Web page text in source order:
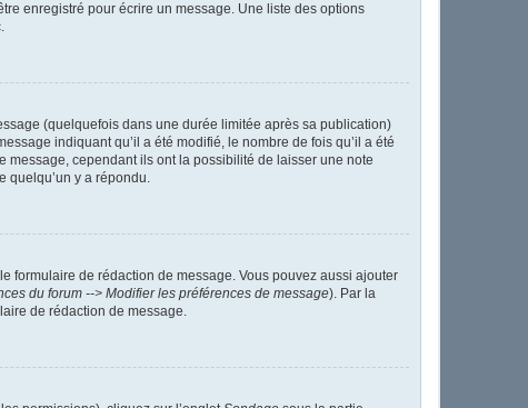
enregistré pour écrire un message. Une liste des options
(quelquefois dans une durée limitée après sa publication)
indiquant qu’il a été modifié, le nombre de fois qu’il a été
message, cependant ils ont la possibilité de laisser une note
quelqu’un y a répondu.
formulaire de rédaction de message. Vous pouvez aussi ajouter
du forum --> Modifier les préférences de message). Par la
de rédaction de message.